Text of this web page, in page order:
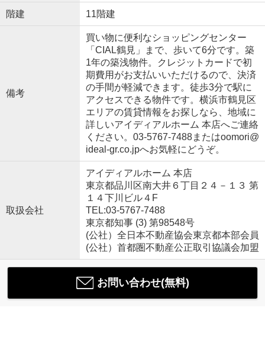
階建 11階建
備考
買い物に便利なショッピングセンター
「CIAL鶴見」まで、歩いて6分です。築
1年の築浅物件。クレジットカードで初
期費用がお支払いいただけるので、決済
の手間が軽減できます。徒歩3分で駅に
アクセスできる物件です。横浜市鶴見区
エリアの賃貸情報をお探しなら、地域に
詳しいアイディアルホーム 本店へご連絡
ください。03-5767-7488またはoomori@
ideal-gr.co.jpへお気軽にどうぞ。
取扱会社
アイディアルホーム 本店
東京都品川区南大井６丁目２４－１３ 第
１４下川ビル４F
TEL:03-5767-7488
東京都知事 (3) 第98548号
(公社）全日本不動産協会東京都本部会員
(公社）首都圏不動産公正取引協議会加盟
お問い合わせ(無料)